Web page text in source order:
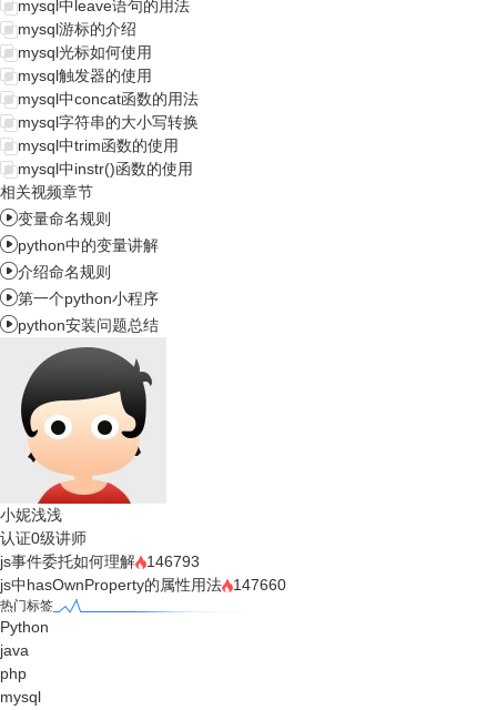
mysql中leave语句的用法
mysql游标的介绍
mysql光标如何使用
mysql触发器的使用
mysql中concat函数的用法
mysql字符串的大小写转换
mysql中trim函数的使用
mysql中instr()函数的使用
相关视频章节
变量命名规则
python中的变量讲解
介绍命名规则
第一个python小程序
python安装问题总结
小妮浅浅
认证0级讲师
js事件委托如何理解
146793
js中hasOwnProperty的属性用法
147660
热门标签
Python
java
php
mysql